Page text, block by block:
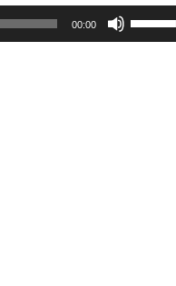
00:00
as